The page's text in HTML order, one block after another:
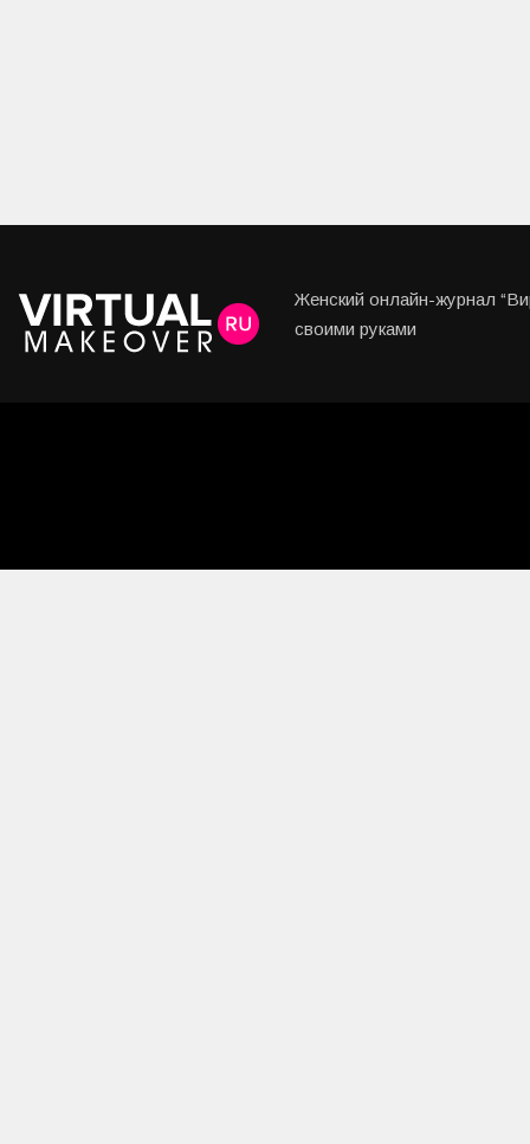
Женский онлайн-журнал
своими руками